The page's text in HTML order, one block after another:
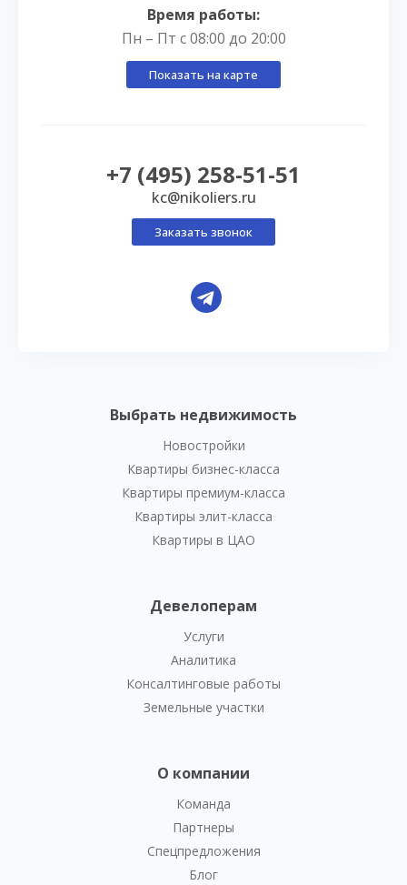
Выбрать недвижимость
Новостройки
Квартиры бизнес-класса
Квартиры премиум-класса
Квартиры элит-класса
Квартиры в ЦАО
Девелоперам
Услуги
Аналитика
Консалтинговые работы
Земельные участки
О компании
Команда
Партнеры
Спецпредложения
Блог
Время работы:
Пн – Пт с 08:00 до 20:00
Показать на карте
+7 (495) 258-51-51
kc@nikoliers.ru
Заказать звонок